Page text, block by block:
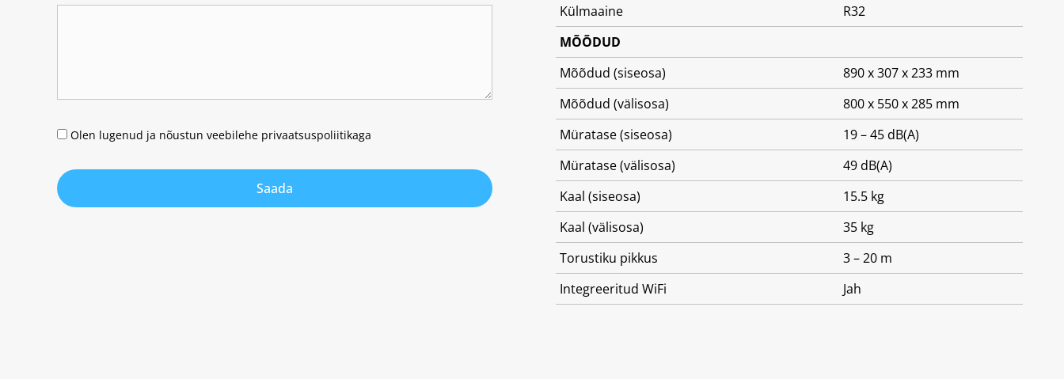
Olen lugenud ja nõustun veebilehe privaatsuspoliitikaga
Saada
Külmaaine
R32
MÕÕDUD
Mõõdud (siseosa)
890 x 307 x 233 mm
Mõõdud (välisosa)
800 x 550 x 285 mm
Müratase (siseosa)
19 – 45 dB(A)
Müratase (välisosa)
49 dB(A)
Kaal (siseosa)
15.5 kg
Kaal (välisosa)
35 kg
Torustiku pikkus
3 – 20 m
Integreeritud WiFi
Jah